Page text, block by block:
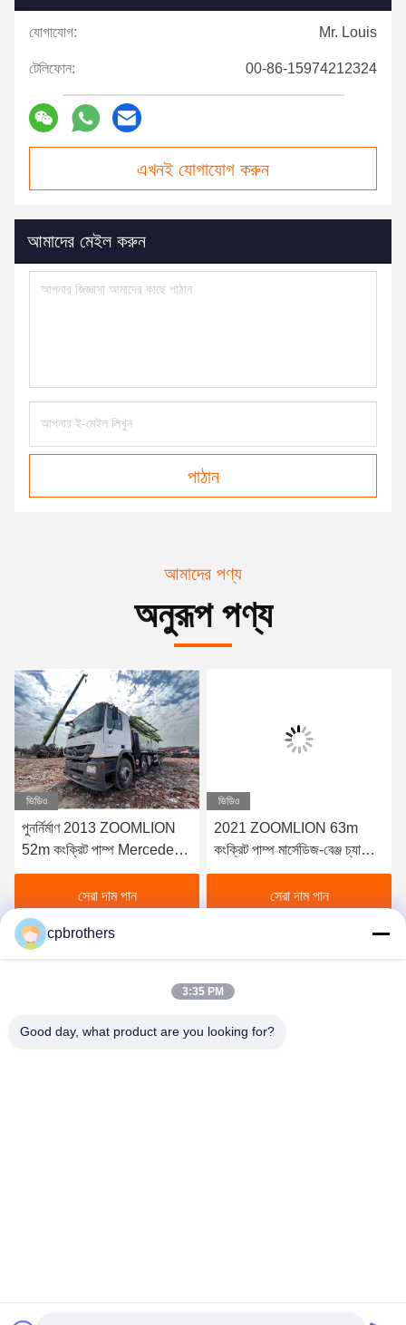
যোগাযোগ: Mr. Louis
টেলিফোন: 00-86-15974212324
এখনই যোগাযোগ করুন
আমাদের মেইল করুন
পাঠান
আমাদের পণ্য
অনুরূপ পণ্য
ভিডিও
পুনর্নির্মাণ 2013 ZOOMLION
52m কংক্রিট পাম্প Mercedes-
Benz বিক্রয়ের জন্য
সেরা দাম পান
ভিডিও
2021 ZOOMLION 63m
কংক্রিট পাম্প মার্সেডিজ-বেঞ্জ চ্যাসিতে
বিক্রয়ের জন্য
সেরা দাম পান
cpbrothers
3:35 PM
Good day, what product are you looking for?